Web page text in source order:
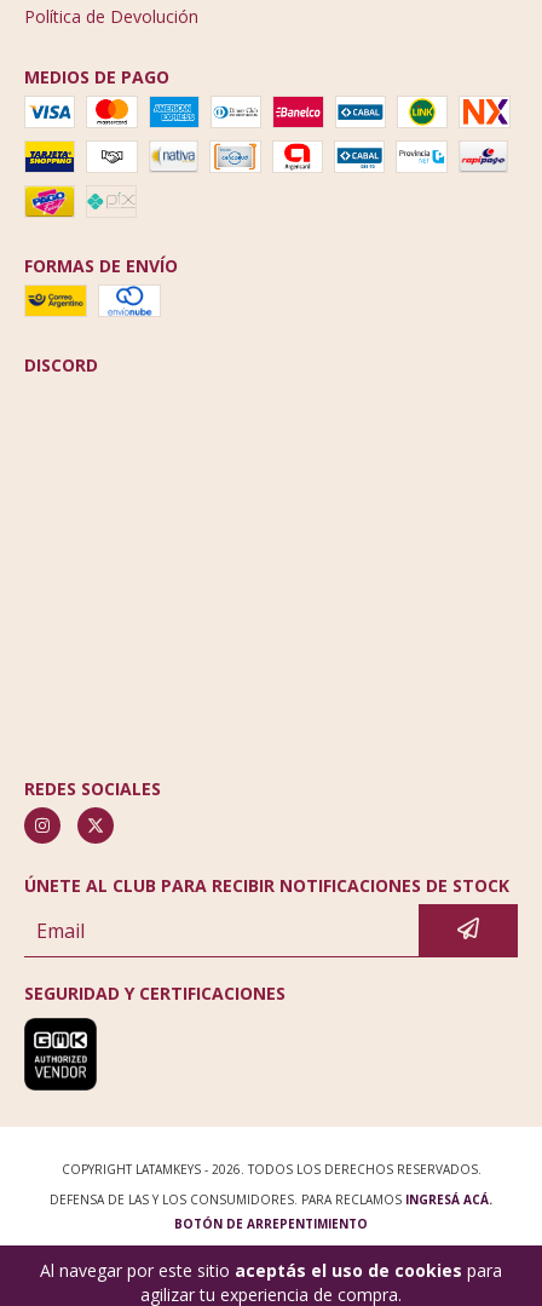
Al navegar por este sitio aceptás el uso de cookies para
agilizar tu experiencia de compra.
Política de Devolución
MEDIOS DE PAGO
FORMAS DE ENVÍO
DISCORD
REDES SOCIALES
ÚNETE AL CLUB PARA RECIBIR NOTIFICACIONES DE STOCK
SEGURIDAD Y CERTIFICACIONES
COPYRIGHT LATAMKEYS - 2026. TODOS LOS DERECHOS RESERVADOS.
DEFENSA DE LAS Y LOS CONSUMIDORES. PARA RECLAMOS INGRESÁ ACÁ.
BOTÓN DE ARREPENTIMIENTO